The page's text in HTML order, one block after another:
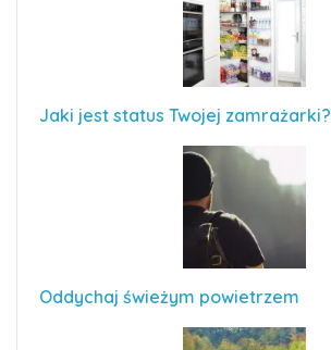
Jaki jest status Twojej zamrażarki?
Oddychaj świeżym powietrzem